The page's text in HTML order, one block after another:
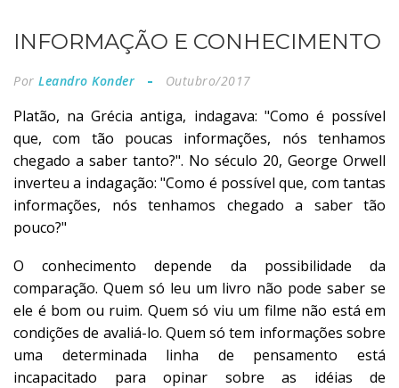
INFORMAÇÃO E CONHECIMENTO
Por Leandro Konder Outubro/2017
Platão, na Grécia antiga, indagava: "Como é possível
que, com tão poucas informações, nós tenhamos
chegado a saber tanto?". No século 20, George Orwell
inverteu a indagação: "Como é possível que, com tantas
informações, nós tenhamos chegado a saber tão
pouco?"
O conhecimento depende da possibilidade da
comparação. Quem só leu um livro não pode saber se
ele é bom ou ruim. Quem só viu um filme não está em
condições de avaliá-lo. Quem só tem informações sobre
uma determinada linha de pensamento está
incapacitado para opinar sobre as idéias de